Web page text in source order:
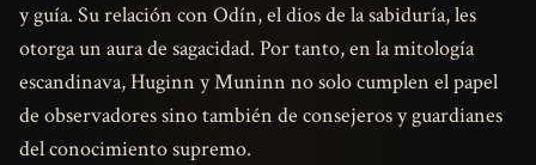
y guía. Su relación con Odín, el dios de la sabiduría, les
otorga un aura de sagacidad. Por tanto, en la mitología
escandinava, Huginn y Muninn no solo cumplen el papel
de observadores sino también de consejeros y guardianes
del conocimiento supremo.